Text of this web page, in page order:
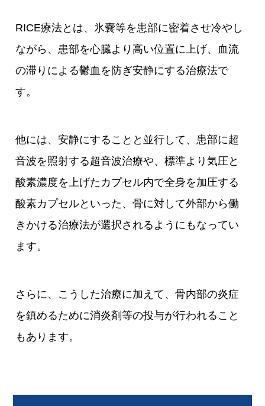
RICE療法とは、氷嚢等を患部に密着させ冷やし
ながら、患部を心臓より高い位置に上げ、血流
の滞りによる鬱血を防ぎ安静にする治療法で
す。
他には、安静にすることと並行して、患部に超
音波を照射する超音波治療や、標準より気圧と
酸素濃度を上げたカプセル内で全身を加圧する
酸素カプセルといった、骨に対して外部から働
きかける治療法が選択されるようにもなってい
ます。
さらに、こうした治療に加えて、骨内部の炎症
を鎮めるために消炎剤等の投与が行われること
もあります。